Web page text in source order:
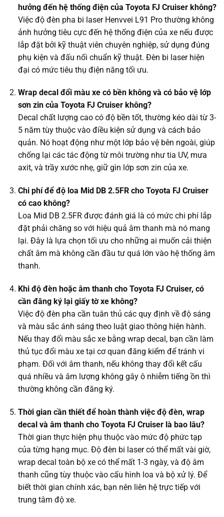
hưởng đến hệ thống điện của Toyota FJ Cruiser không?
Việc độ đèn pha bi laser Henvvei L91 Pro thường không
ảnh hưởng tiêu cực đến hệ thống điện của xe nếu được
lắp đặt bởi kỹ thuật viên chuyên nghiệp, sử dụng đúng
phụ kiện và đấu nối chuẩn kỹ thuật. Đèn bi laser hiện
đại có mức tiêu thụ điện năng tối ưu.
Wrap decal đổi màu xe có bền không và có bảo vệ lớp
sơn zin của Toyota FJ Cruiser không?
Decal chất lượng cao có độ bền tốt, thường kéo dài từ 3-
5 năm tùy thuộc vào điều kiện sử dụng và cách bảo
quản. Nó hoạt động như một lớp bảo vệ bên ngoài, giúp
chống lại các tác động từ môi trường như tia UV, mưa
axit, và trầy xước nhẹ, giữ gìn lớp sơn zin của xe.
Chi phí để độ loa Mid DB 2.5FR cho Toyota FJ Cruiser
có cao không?
Loa Mid DB 2.5FR được đánh giá là có mức chi phí lắp
đặt phải chăng so với hiệu quả âm thanh mà nó mang
lại. Đây là lựa chọn tối ưu cho những ai muốn cải thiện
chất âm mà không cần đầu tư quá lớn vào hệ thống âm
thanh.
Khi độ đèn hoặc âm thanh cho Toyota FJ Cruiser, có
cần đăng ký lại giấy tờ xe không?
Việc độ đèn pha cần tuân thủ các quy định về độ sáng
và màu sắc ánh sáng theo luật giao thông hiện hành.
Nếu thay đổi màu sắc xe bằng wrap decal, bạn cần làm
thủ tục đổi màu xe tại cơ quan đăng kiểm để tránh vi
phạm. Đối với âm thanh, nếu không thay đổi kết cấu
quá nhiều và âm lượng không gây ô nhiễm tiếng ồn thì
thường không cần đăng ký.
Thời gian cần thiết để hoàn thành việc độ đèn, wrap
decal và âm thanh cho Toyota FJ Cruiser là bao lâu?
Thời gian thực hiện phụ thuộc vào mức độ phức tạp
của từng hạng mục. Độ đèn bi laser có thể mất vài giờ,
wrap decal toàn bộ xe có thể mất 1-3 ngày, và độ âm
thanh cũng tùy thuộc vào cấu hình loa và bộ xử lý. Để
biết thời gian chính xác, bạn nên liên hệ trực tiếp với
trung tâm độ xe.